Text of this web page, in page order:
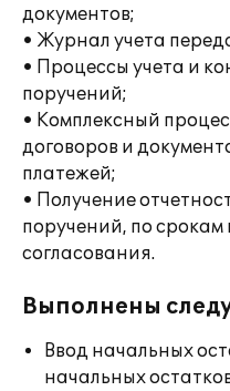
документов;
• Журнал учета
• Процессы учета и
поручений;
• Комплексный
договоров и
платежей;
• Получение
поручений, по
согласования.
Выполнены
Ввод начальных
начальных